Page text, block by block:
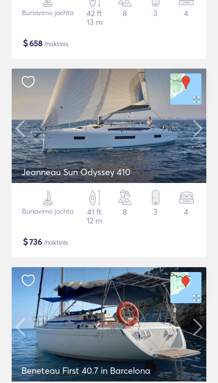
Buriavimo jachta
42 ft
13 m
8 3 4
$658 /naktinis
Jeanneau Sun Odyssey 410
Buriavimo jachta
41 ft
12 m
8 3 4
$736 /naktinis
Beneteau First 40.7 in Barcelona